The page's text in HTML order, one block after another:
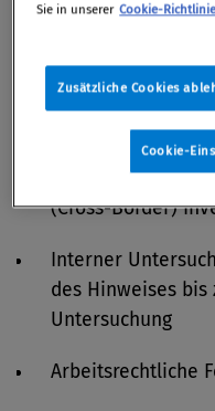
Schutz/
Organisation von
(Cross-Border)
Interner
des Hinweises bis
Untersuchung
Arbeitsrechtliche
Sie in unserer Cookie-
Zusätzliche Cookies
Cookie-